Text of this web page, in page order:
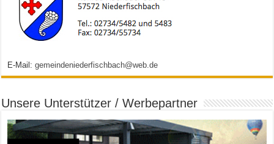
E-Mail:gemeindeniederfischbach@web.de
Unsere Unterstützer / Werbepartner